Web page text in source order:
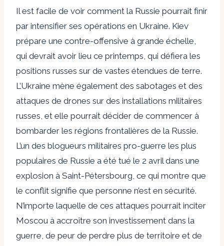
Il est facile de voir comment la Russie pourrait finir
par intensifier ses opérations en Ukraine. Kiev
prépare une contre-offensive à grande échelle,
qui devrait avoir lieu ce printemps, qui défiera les
positions russes sur de vastes étendues de terre.
L’Ukraine mène également des sabotages et des
attaques de drones sur des installations militaires
russes, et elle pourrait décider de commencer à
bombarder les régions frontalières de la Russie.
L’un des blogueurs militaires pro-guerre les plus
populaires de Russie a été tué le 2 avril dans une
explosion à Saint-Pétersbourg, ce qui montre que
le conflit signifie que personne n’est en sécurité.
N’importe laquelle de ces attaques pourrait inciter
Moscou à accroître son investissement dans la
guerre, de peur de perdre plus de territoire et de